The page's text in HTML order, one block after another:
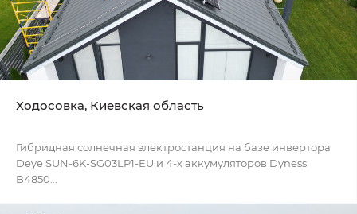
Ходосовка, Киевская область
Гибридная солнечная электростанция на базе инвертора
Deye SUN-6K-SG03LP1-EU и 4-х аккумуляторов Dyness
B4850...